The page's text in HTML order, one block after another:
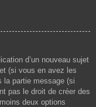
d’un nouveau sujet
(si vous en avez les
la partie message (si
pas le droit de créer des
deux options